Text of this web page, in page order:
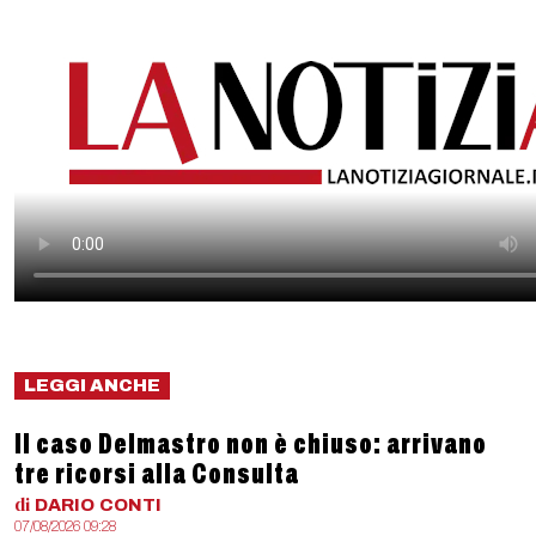
LEGGI ANCHE
Il caso Delmastro non è chiuso: arrivano
tre ricorsi alla Consulta
di DARIO CONTI
07/08/2026 09:28